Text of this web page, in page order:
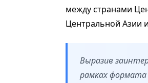
между странами
Центральной Азии
Выразив
рамках формата